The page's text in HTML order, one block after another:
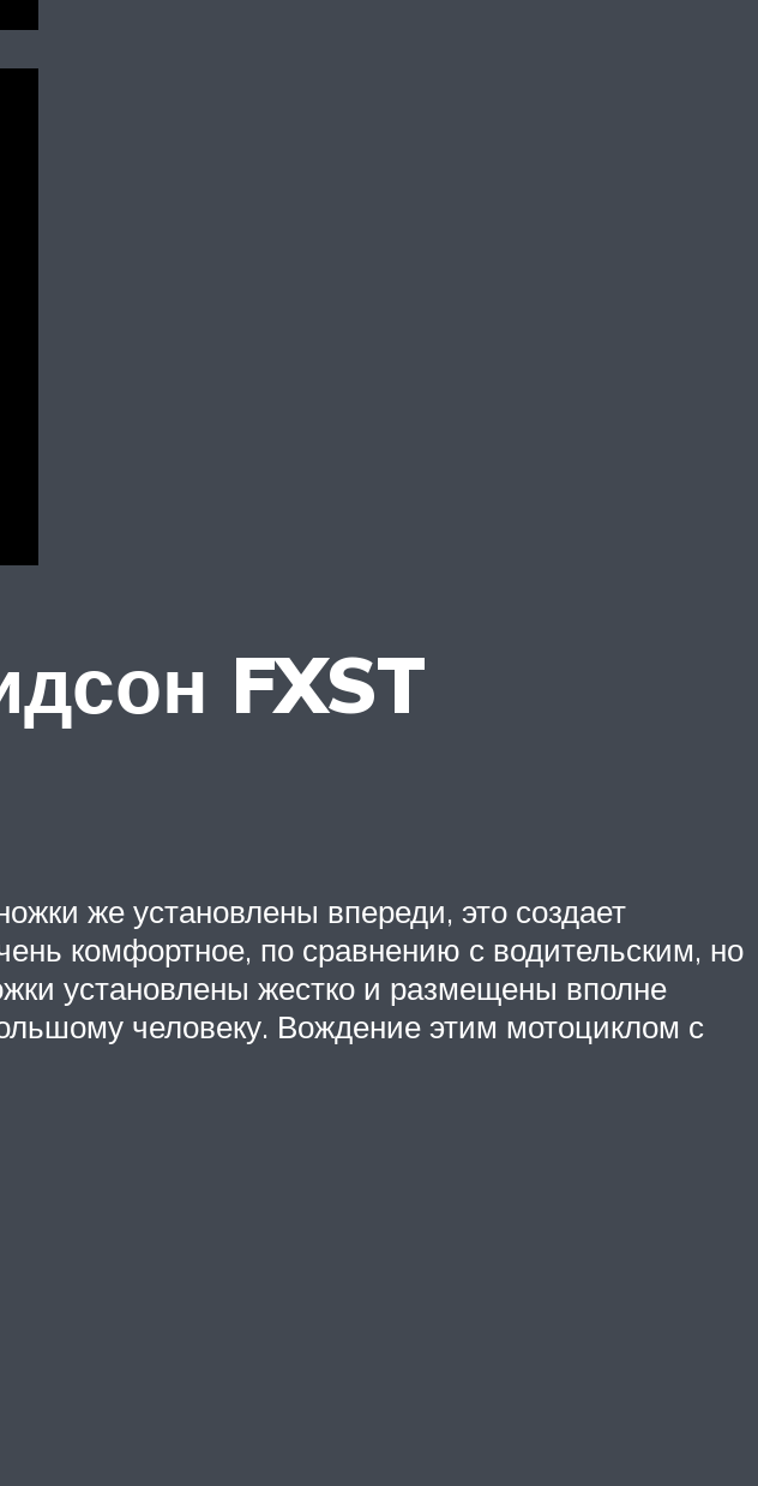
FXST
же установлены впереди, это создает
комфортное, по сравнению с водительским, но
установлены жестко и размещены вполне
человеку. Вождение этим мотоциклом с